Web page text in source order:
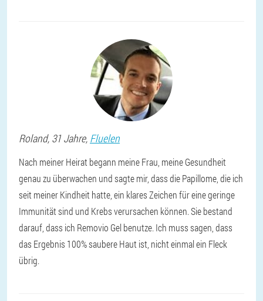
Roland, 31 Jahre, Fluelen
Nach meiner Heirat begann meine Frau, meine Gesundheit
genau zu überwachen und sagte mir, dass die Papillome, die ich
seit meiner Kindheit hatte, ein klares Zeichen für eine geringe
Immunität sind und Krebs verursachen können. Sie bestand
darauf, dass ich Removio Gel benutze. Ich muss sagen, dass
das Ergebnis 100% saubere Haut ist, nicht einmal ein Fleck
übrig.